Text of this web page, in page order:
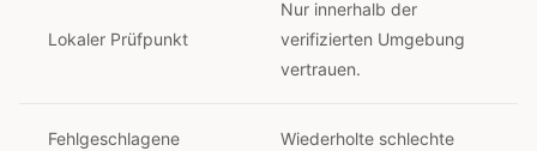
Lokaler Prüfpunkt
Nur innerhalb der
verifizierten Umgebung
vertrauen.
Fehlgeschlagene
Wiederholte schlechte